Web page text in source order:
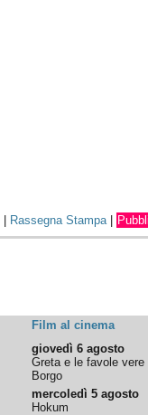
Rassegna Stampa|
Film al cinema
giovedì 6 agosto
Greta e le favole vere
Borgo
mercoledì 5 agosto
Hokum